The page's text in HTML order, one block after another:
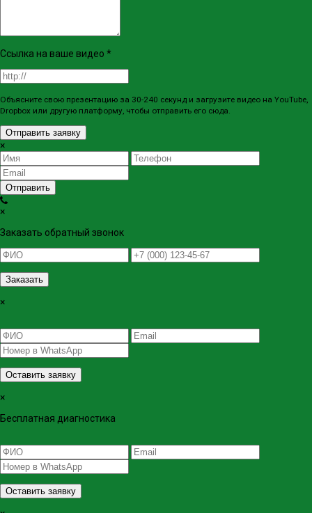
Ссылка на ваше видео *
Объясните свою презентацию за 30-240 секунд и загрузите видео на YouTube,
Dropbox или другую платформу, чтобы отправить его сюда.
Отправить заявку
×
Отправить
×
Заказать обратный звонок
Заказать
×
Оставить заявку
×
Бесплатная диагностика
Оставить заявку